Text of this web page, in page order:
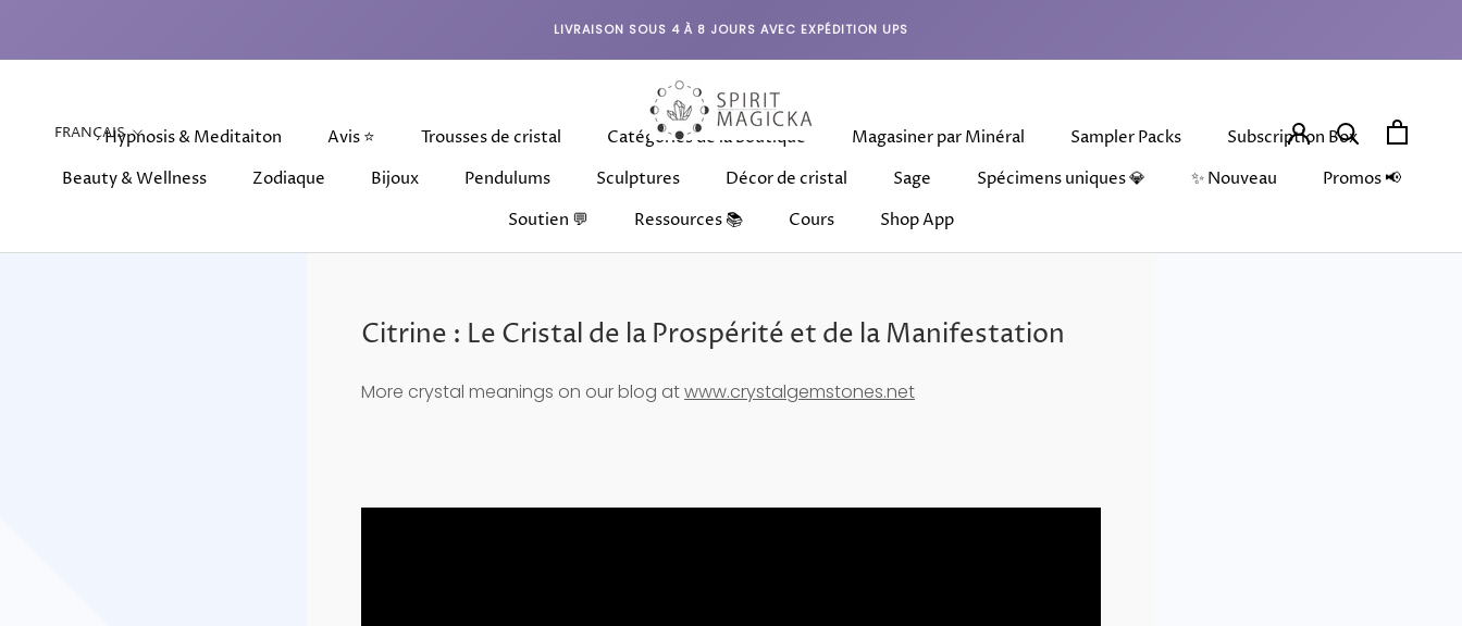
LIVRAISON SOUS 4 À 8 JOURS AVEC EXPÉDITION UPS
Hypnosis & Meditaiton Avis ⭐ Trousses de cristal Catégories de la boutique Magasiner par Minéral Sampler Packs Subscription Box
Beauty & Wellness Zodiaque Bijoux Pendulums Sculptures Décor de cristal Sage Spécimens uniques 💎 ✨ Nouveau
Promos 📢
Soutien 💬
Ressources 📚
Cours
Shop App
Langue
FRANÇAIS
Citrine : Le Cristal de la Prospérité et de la Manifestation
More crystal meanings on our blog atwww.crystalgemstones.net